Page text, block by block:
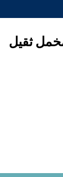
ثقيل